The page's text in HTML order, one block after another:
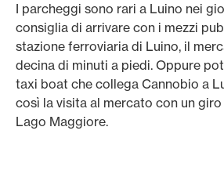
I parcheggi sono rari a Luino nei
consiglia di arrivare con i mezzi
stazione ferroviaria di Luino, il
decina di minuti a piedi. Oppure
taxi boat che collega Cannobio a
così la visita al mercato con un
Lago Maggiore.